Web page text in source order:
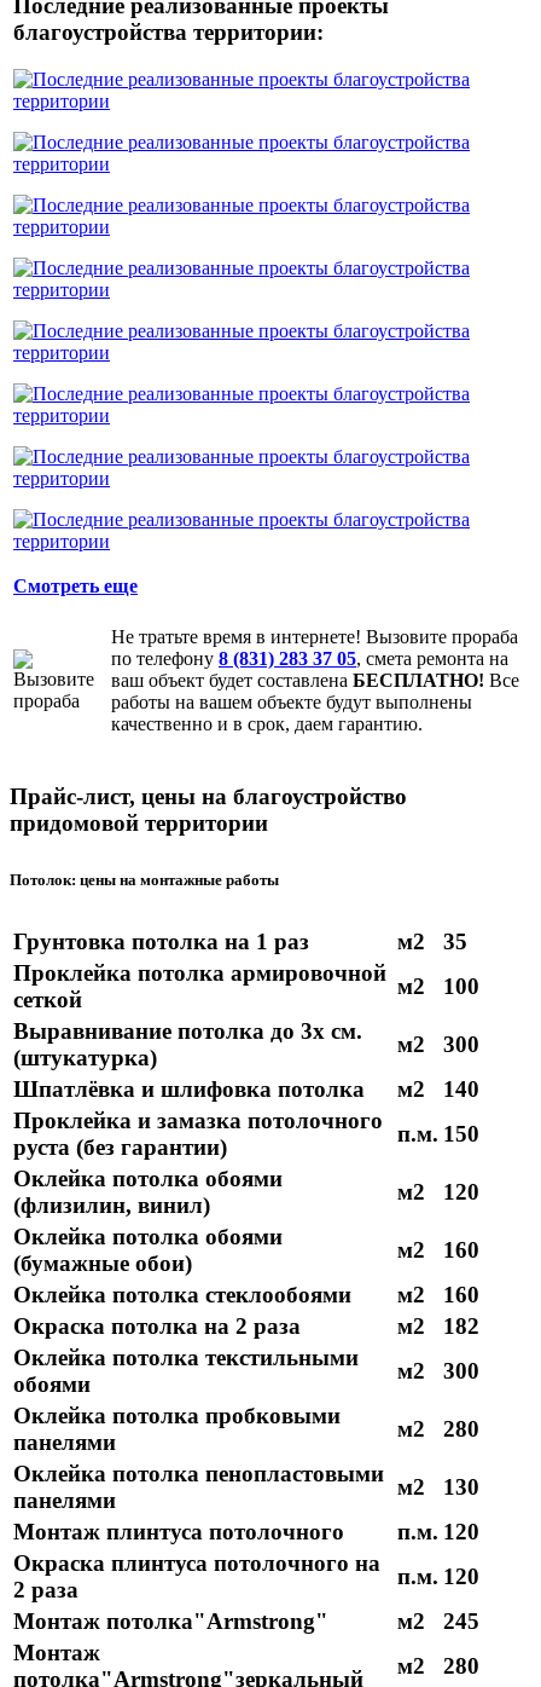
Последние реализованные проекты
благоустройства территории:
Смотреть еще
Не тратьте время в интернете! Вызовите прораба
по телефону 8 (831) 283 37 05, смета ремонта на
ваш объект будет составлена БЕСПЛАТНО! Все
работы на вашем объекте будут выполнены
качественно и в срок, даем гарантию.
Прайс-лист, цены на благоустройство
придомовой территории
Потолок: цены на монтажные работы
Грунтовка потолка на 1 раз м2
35
Проклейка потолка армировочной
сеткой
м2
100
Выравнивание потолка до 3х см.
(штукатурка)
м2
300
Шпатлёвка и шлифовка потолка
м2
140
Проклейка и замазка потолочного
руста (без гарантии)
п.м. 150
Оклейка потолка обоями
(флизилин, винил)
м2
120
Оклейка потолка обоями
(бумажные обои)
м2
160
Оклейка потолка стеклообоями
м2
160
Окраска потолка на 2 раза
м2
182
Оклейка потолка текстильными
обоями
м2
300
Оклейка потолка пробковыми
панелями
м2
280
Оклейка потолка пенопластовыми
панелями
м2
130
Монтаж плинтуса потолочного
п.м. 120
Окраска плинтуса потолочного на
2 раза
п.м. 120
Монтаж потолка"Armstrong"
м2
245
Монтаж
потолка"Armstrong"зеркальный
м2
280